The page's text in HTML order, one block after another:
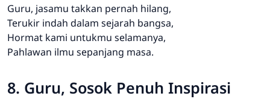
Guru, jasamu takkan pernah hilang,
Terukir indah dalam sejarah bangsa,
Hormat kami untukmu selamanya,
Pahlawan ilmu sepanjang masa.
8. Guru, Sosok Penuh Inspirasi